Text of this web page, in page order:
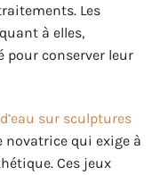
Les
à elles,
pour conserver leur
sur sculptures
novatrice qui exige à
Ces jeux